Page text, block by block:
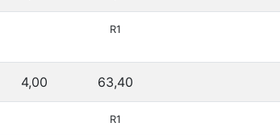
R1
4,00 63,40
R1